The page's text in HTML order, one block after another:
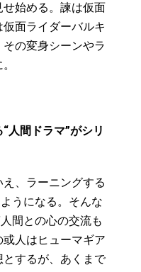
始める。諫は仮面
面ライダーバルキ
の変身シーンやラ
人間ドラマ”がシリ
、ラーニングする
うになる。そんな
間との心の交流も
或人はヒューマギア
するが、あくまで